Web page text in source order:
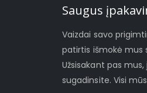
Saugus
Vaizdai savo
patirtis išmokė mus
Užsisakant pas
sugadinsite. Visi